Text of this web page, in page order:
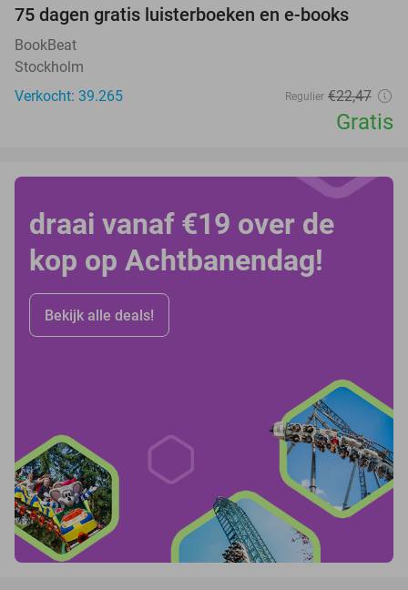
75 dagen gratis luisterboeken en e-books
BookBeat
Stockholm
Verkocht: 39.265
Regulier €22,47
Gratis
draai vanaf €19 over de
kop op Achtbanendag!
Bekijk alle deals!